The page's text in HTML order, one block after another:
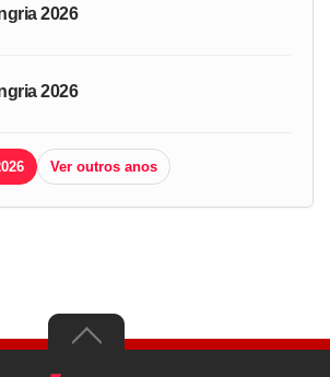
2026
2026
Ver outros anos